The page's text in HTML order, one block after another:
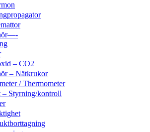
– CO2
– Nätkrukor
/ Thermometer
– Styrning/kontroll